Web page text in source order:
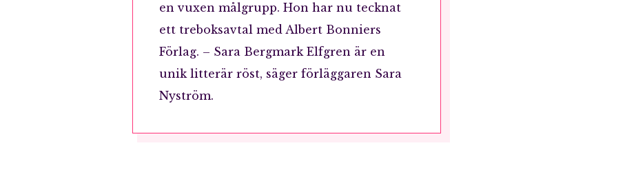
Jag accepterar villkoren.
en vuxen målgrupp. Hon har nu tecknat
ett treboksavtal med Albert Bonniers
Förlag. – Sara Bergmark Elfgren är en
unik litterär röst, säger förläggaren Sara
Nyström.